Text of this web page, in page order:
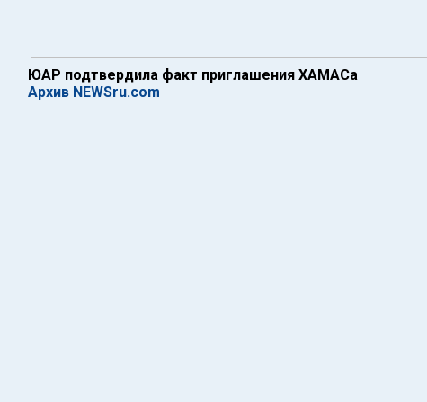
ЮАР подтвердила факт приглашения ХАМАСа
Архив NEWSru.com